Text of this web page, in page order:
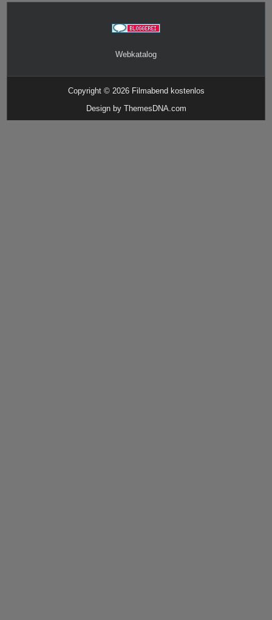
Webkatalog
Copyright © 2026 Filmabend kostenlos
Design by ThemesDNA.com